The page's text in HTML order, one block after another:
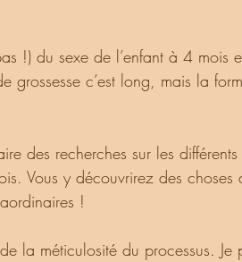
c’est long, mais la
Vous y découvrirez des choses
!
de la méticulosité du processus.